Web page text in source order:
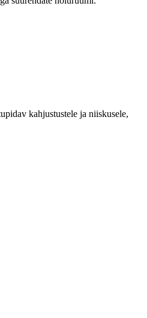
kahjustustele ja niiskusele,